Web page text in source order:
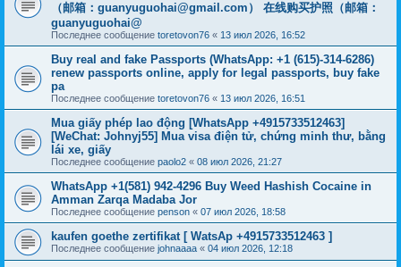
（邮箱： guanyuguohai@gmail.com ） 在线购买护照（邮箱：
guanyuguohai@
Последнее сообщение toretovon76 « 13 июл 2026, 16:52
Buy real and fake Passports (WhatsApp: +1 (615)-314-6286)
renew passports online, apply for legal passports, buy fake
pa
Последнее сообщение toretovon76 « 13 июл 2026, 16:51
Mua giấy phép lao động [WhatsApp +4915733512463]
[WeChat: Johnyj55] Mua visa điện tử, chứng minh thư, bằng
lái xe, giấy
Последнее сообщение paolo2 « 08 июл 2026, 21:27
WhatsApp +1(581) 942-4296 Buy Weed Hashish Cocaine in
Amman Zarqa Madaba Jor
Последнее сообщение penson « 07 июл 2026, 18:58
kaufen goethe zertifikat [ WatsAp +4915733512463 ]
Последнее сообщение johnaaaa « 04 июл 2026, 12:18